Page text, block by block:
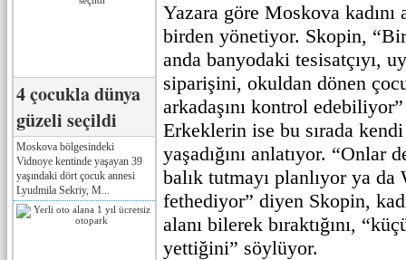
4 çocukla dünya
güzeli seçildi
Moskova bölgesindeki
Vidnoye kentinde yaşayan 39
yaşındaki dört çocuk annesi
Lyudmila Sekriy, M...
Yazara göre Moskova kadını
birden yönetiyor. Skopin,
anda banyodaki tesisatçıyı,
siparişini, okuldan dönen
arkadaşını kontrol
Erkeklerin ise bu sırada
yaşadığını anlatıyor. “Onlar
balık tutmayı planlıyor ya da
fethediyor” diyen Skopin,
alanı bilerek bıraktığını,
yettiğini” söylüyor.